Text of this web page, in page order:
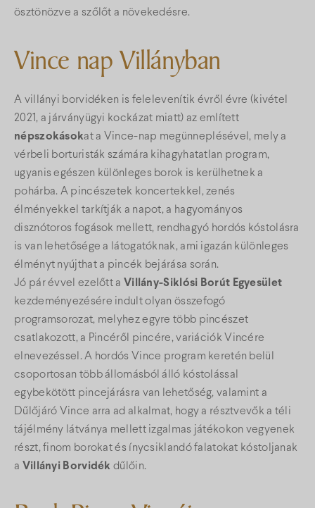
ösztönözve a szőlőt a növekedésre.
Vince nap Villányban
A villányi borvidéken is felelevenítik évről évre (kivétel
2021, a járványügyi kockázat miatt) az említett
népszokásokat a Vince-nap megünneplésével, mely a
vérbeli borturisták számára kihagyhatatlan program,
ugyanis egészen különleges borok is kerülhetnek a
pohárba. A pincészetek koncertekkel, zenés
élményekkel tarkítják a napot, a hagyományos
disznótoros fogások mellett, rendhagyó hordós kóstolásra
is van lehetősége a látogatóknak, ami igazán különleges
élményt nyújthat a pincék bejárása során.
Jó pár évvel ezelőtt a Villány-Siklósi Borút Egyesület
kezdeményezésére indult olyan összefogó
programsorozat, melyhez egyre több pincészet
csatlakozott, a Pincéről pincére, variációk Vincére
elnevezéssel. A hordós Vince program keretén belül
csoportosan több állomásból álló kóstolással
egybekötött pincejárásra van lehetőség, valamint a
Dűlőjáró Vince arra ad alkalmat, hogy a résztvevők a téli
tájélmény látványa mellett izgalmas játékokon vegyenek
részt, finom borokat és ínycsiklandó falatokat kóstoljanak
a Villányi Borvidék dűlőin.